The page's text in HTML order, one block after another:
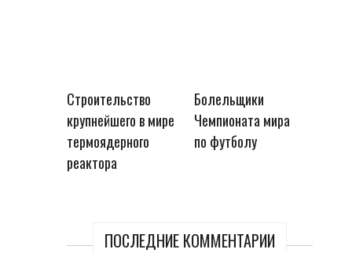
Строительство
крупнейшего в мире
термоядерного
реактора
Болельщики
Чемпионата мира
по футболу
ПОСЛЕДНИЕ КОММЕНТАРИИ